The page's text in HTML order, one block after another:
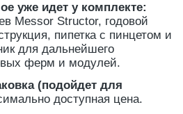
уже идет у комплекте:
Messor Structor, годовой
пипетка с пинцетом и
для дальнейшего
ферм и модулей.
(подойдет для
доступная цена.